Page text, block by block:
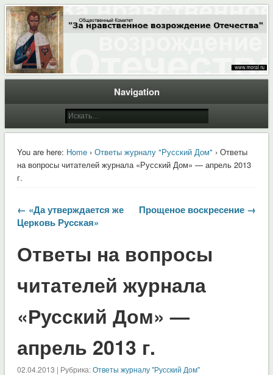
Moral.Ru
Общественный Комитет "За нравственное возрождение Отечества"
Navigation
You are here: Home› Ответы журналу "Русский Дом" › Ответы
на вопросы читателей журнала «Русский Дом» — апрель 2013
г.
← «Да утверждается же
Церковь Русская»
Прощеное воскресение →
Ответы на вопросы
читателей журнала
«Русский Дом» —
апрель 2013 г.
02.04.2013 | Рубрика:Ответы журналу "Русский Дом"